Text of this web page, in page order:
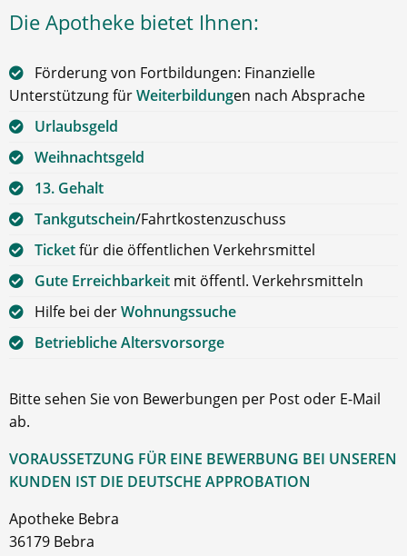
Die Apotheke bietet Ihnen:
Förderung von Fortbildungen: Finanzielle
Unterstützung fürWeiterbildungen nach Absprache
Urlaubsgeld
Weihnachtsgeld
13. Gehalt
Tankgutschein/Fahrtkostenzuschuss
Ticketfür die öffentlichen Verkehrsmittel
Gute Erreichbarkeit mit öffentl. Verkehrsmitteln
Hilfe bei derWohnungssuche
Betriebliche Altersvorsorge
Bitte sehen Sie von Bewerbungen per Post oder E-Mail
ab.
VORAUSSETZUNG FÜR EINE BEWERBUNG BEI UNSEREN
KUNDEN IST DIE DEUTSCHE APPROBATION
Apotheke Bebra
36179 Bebra